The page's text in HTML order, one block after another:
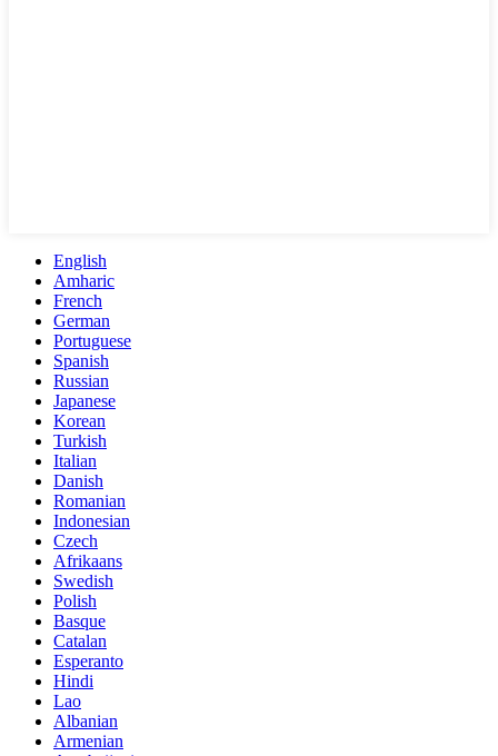
English
Amharic
French
German
Portuguese
Spanish
Russian
Japanese
Korean
Turkish
Italian
Danish
Romanian
Indonesian
Czech
Afrikaans
Swedish
Polish
Basque
Catalan
Esperanto
Hindi
Lao
Albanian
Armenian